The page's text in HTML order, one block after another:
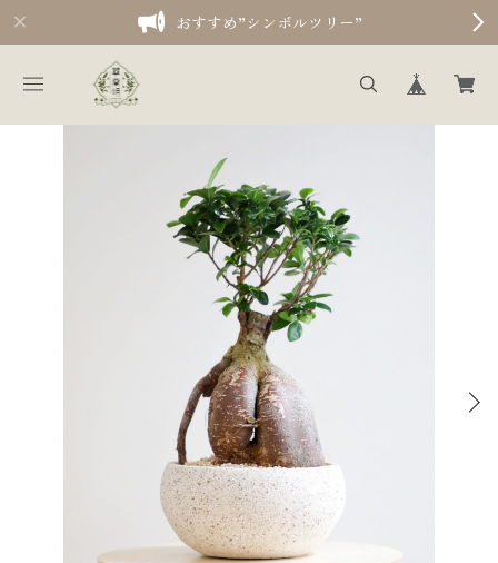
おすすめ”シンボルツリー”